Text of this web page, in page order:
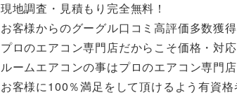
現地調査・見積もり完全無料！
お客様からのグーグル口コミ高評価多数獲得
プロのエアコン専門店だからこそ価格・対
ルームエアコンの事はプロのエアコン専門
お客様に100％満足をして頂けるよう有資